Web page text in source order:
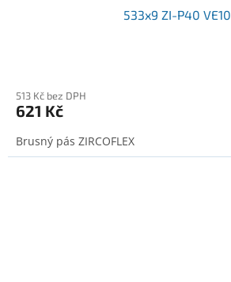
533x9 ZI-P40 VE10
513 Kč bez DPH
621 Kč
Brusný pás ZIRCOFLEX